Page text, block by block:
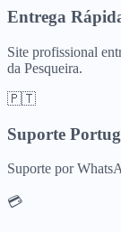
Entrega
Site profissional
da Pesqueira.
🇵🇹
Suporte
Suporte por
💳